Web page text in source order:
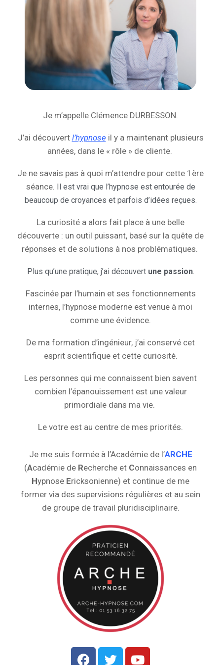
Je m’appelle Clémence DURBESSON.
J’ai découvert l’hypnose il y a maintenant plusieurs
années, dans le « rôle » de cliente.
Je ne savais pas à quoi m’attendre pour cette 1ère
séance. Il est vrai que l’hypnose est entourée de
beaucoup de croyances et parfois d’idées reçues.
La curiosité a alors fait place à une belle
découverte : un outil puissant, basé sur la quête de
réponses et de solutions à nos problématiques.
Plus qu’une pratique, j’ai découvert une passion.
Fascinée par l’humain et ses fonctionnements
internes, l’hypnose moderne est venue à moi
comme une évidence.
De ma formation d’ingénieur, j’ai conservé cet
esprit scientifique et cette curiosité.
Les personnes qui me connaissent bien savent
combien l’épanouissement est une valeur
primordiale dans ma vie.
Le votre est au centre de mes priorités.
Je me suis formée à l’Académie de l’ARCHE
(Académie de Recherche et Connaissances en
Hypnose Ericksonienne) et continue de me
former via des supervisions régulières et au sein
de groupe de travail pluridisciplinaire.